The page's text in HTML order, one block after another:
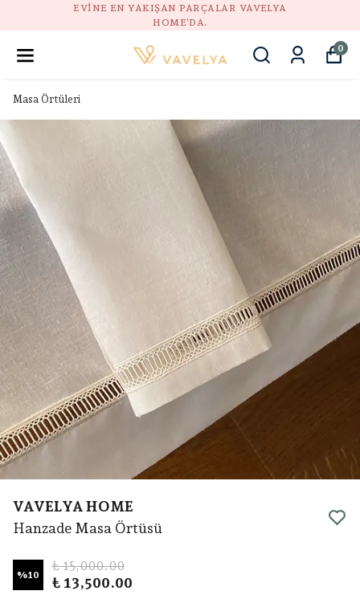
GÜVENLI ALIŞVERIŞ, DOĞAL STIL, HUZURLU
0
Masa Örtüleri
VAVELYA HOME
Hanzade Masa Örtüsü
%10
₺ 15,000.00
₺ 13,500.00